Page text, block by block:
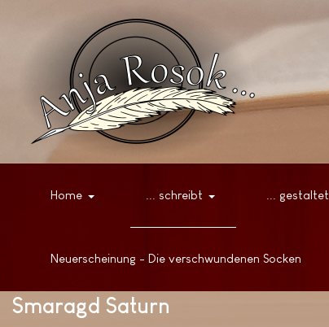
Home ... schreibt ... gestaltet
Neuerscheinung - Die verschwundenen Socken
Smaragd Saturn